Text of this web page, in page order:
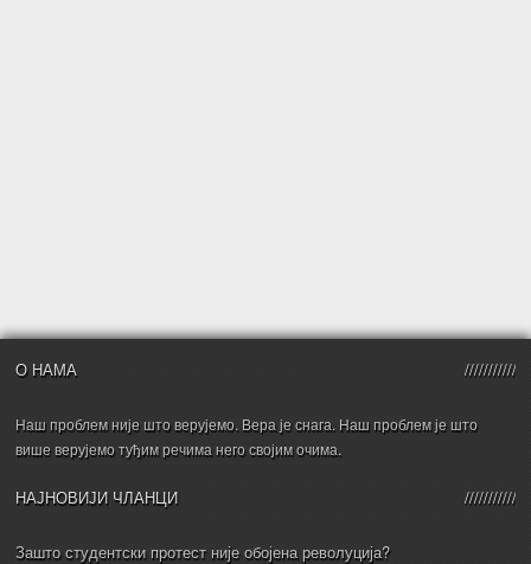
О НАМА
Наш проблем није што верујемо. Вера је снага. Наш проблем је што
више верујемо туђим речима него својим очима.
НАЈНОВИЈИ ЧЛАНЦИ
Зашто студентски протест није обојена револуција?